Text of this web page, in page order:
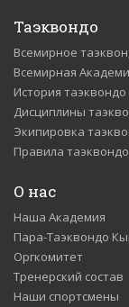
Таэквондо
Всемирное
Всемирная
История таэквондо
Дисциплины
Экипировка
Правила таэквондо
О нас
Наша Академия
Пара-Таэквондо
Оргкомитет
Тренерский состав
Наши спортсмены